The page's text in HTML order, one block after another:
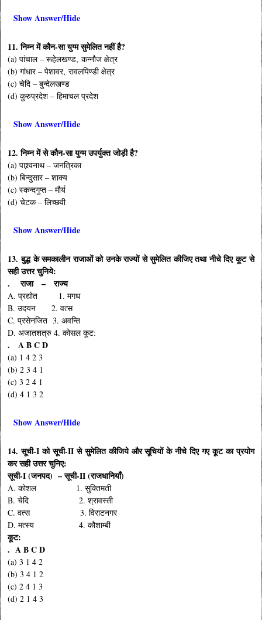
Show Answer/Hide
11. निम्न में कौन-सा युग्म सुमेलित नहीं है?
(a) पांचाल – रूहेलखण्ड‚ कन्नौज क्षेत्र
(b) गांधार – पेशावर‚ रावलपिण्डी क्षेत्र
(c) चेदि – बुन्देलखण्ड
(d) कुरुप्रदेश – हिमाचल प्रदेश
Show Answer/Hide
12. निम्न में से कौन-सा युग्म उपर्युक्त जोड़ी है?
(a) पाश्र्वनाथ – जनत्रिका
(b) बिन्दुसार – शाक्य
(c) स्कन्दगुप्त – मौर्य
(d) चेटक – लिच्छवी
Show Answer/Hide
13. बुद्ध के समकालीन राजाओं को उनके राज्यों से सुमेलित कीजिए तथा नीचे दिए कूट से
सही उत्तर चुनिये:
. राजा – राज्य
A. प्रद्योत 1. मगध
B. उदयन 2. वत्स
C. प्रसेनजित 3. अवन्ति
D. अजातशत्रु 4. कोसल कूट:
. A B C D
(a) 1 4 2 3
(b) 2 3 4 1
(c) 3 2 4 1
(d) 4 1 3 2
Show Answer/Hide
14. सूची-I को सूची-II से सुमेलित कीजिये और सूचियों के नीचे दिए गए कूट का प्रयोग
कर सही उत्तर चुनिए:
सूची-I (जनपद) – सूची-II (राजधानियाँ)
A. कोशल 1. सुक्तिमती
B. चेदि 2. श्रावस्ती
C. वत्स 3. विराटनगर
D. मत्स्य 4. कौशाम्बी
कूट:
. A B C D
(a) 3 1 4 2
(b) 3 4 1 2
(c) 2 4 1 3
(d) 2 1 4 3